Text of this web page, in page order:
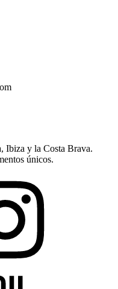
Ibiza y la Costa Brava.
únicos.